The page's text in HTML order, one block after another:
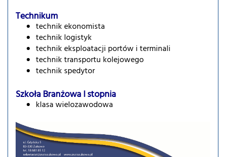
Technikum
technik ekonomista
technik logistyk
technik eksploatacji portów i terminali
technik transportu kolejowego
technik spedytor
Szkoła Branżowa I stopnia
klasa wielozawodowa